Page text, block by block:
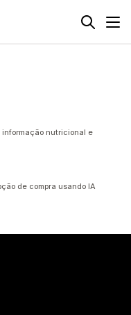
nutricional e
de compra usando IA